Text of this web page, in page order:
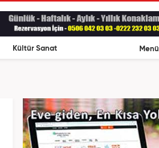
Kültür Sanat Menü